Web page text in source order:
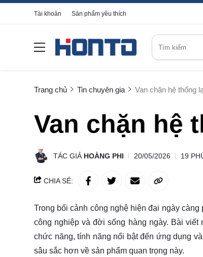
Tài khoản Sản phẩm yêu thích
Trang chủ Tin chuyên gia Van chặn hệ thống
Van chặn hệ
TÁC GIẢ HOÀNG PHI 20/05/2026 19
CHIA SẺ:
Trong bối cảnh công nghệ hiện đại ngày càng
công nghiệp và đời sống hàng ngày. Bài
chức năng, tính năng nổi bật đến ứng dụng
sâu sắc hơn về sản phẩm quan trọng này.